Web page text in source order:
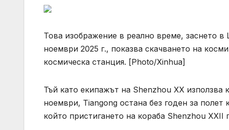
Това изображение в реално време, заснето
ноември 2025 г., показва скачването на
космическа станция. [Photo/Xinhua]
Тъй като екипажът на Shenzhou XX използва
ноември, Tiangong остана без годен за полет
който пристигането на кораба Shenzhou XXII